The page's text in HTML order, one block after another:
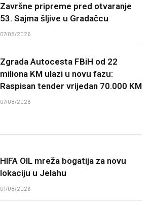
Završne pripreme pred otvaranje
53. Sajma šljive u Gradačcu
07/08/2026
Zgrada Autocesta FBiH od 22
miliona KM ulazi u novu fazu:
Raspisan tender vrijedan 70.000 KM
07/08/2026
HIFA OIL mreža bogatija za novu
lokaciju u Jelahu
01/08/2026